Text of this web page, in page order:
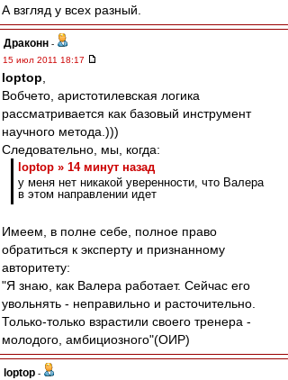
А взгляд у всех разный.
Драконн -
15 июл 2011 18:17
loptop
Вобчето, аристотилевская логика
рассматривается как базовый инструмент
научного метода.)))
Следовательно, мы, когда:
loptop » 14 минут назад
у меня нет никакой уверенности, что Валера
в этом направлении идет
Имеем, в полне себе, полное право
обратиться к эксперту и признанному
авторитету:
"Я знаю, как Валера работает. Сейчас его
увольнять - неправильно и расточительно.
Только-только взрастили своего тренера -
молодого, амбициозного"(ОИР)
loptop -